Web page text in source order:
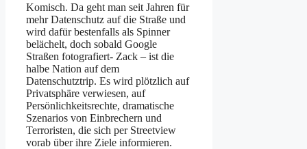
Komisch. Da geht man seit Jahren für
mehr Datenschutz auf die Straße und
wird dafür bestenfalls als Spinner
belächelt, doch sobald Google
Straßen fotografiert- Zack – ist die
halbe Nation auf dem
Datenschutztrip. Es wird plötzlich auf
Privatsphäre verwiesen, auf
Persönlichkeitsrechte, dramatische
Szenarios von Einbrechern und
Terroristen, die sich per Streetview
vorab über ihre Ziele informieren.